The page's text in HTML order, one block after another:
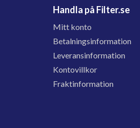
Handla på Filter.se
Mitt konto
Betalningsinformation
Leveransinformation
Kontovillkor
Fraktinformation